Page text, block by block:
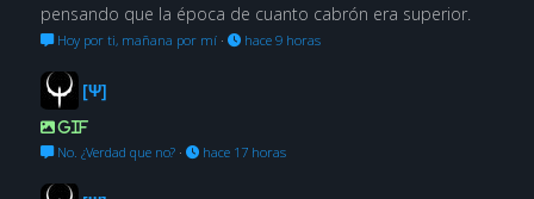
pensando que la época de cuanto cabrón era superior.
Hoy por ti, mañana por mí· hace 9 horas
[Ψ]
GIF
No. ¿Verdad que no?· hace 17 horas